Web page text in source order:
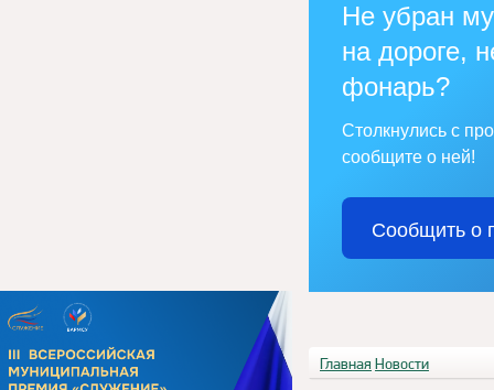
Не убран
на дороге,
фонарь?
Столкнулись с
сообщите о ней!
Сообщить о
Главная Новости